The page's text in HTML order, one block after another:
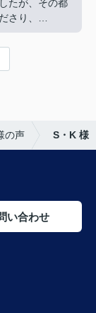
連絡や報告な
を心よりお祈
たが、その都
さり、
で丁寧に調べ
体調にも気を
談できる会
様には大変お
の声 S・K 様
い合わせ